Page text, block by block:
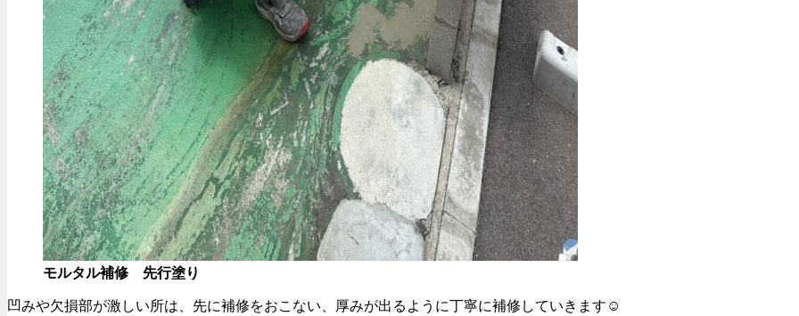
モルタル補修 先行塗り
凹みや欠損部が激しい所は、先に補修をおこない、厚みが出るように丁寧に補修していきます☺️